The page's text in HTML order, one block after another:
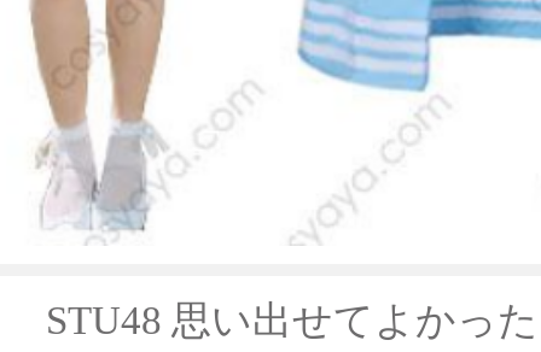
STU48 思い出せてよかっ